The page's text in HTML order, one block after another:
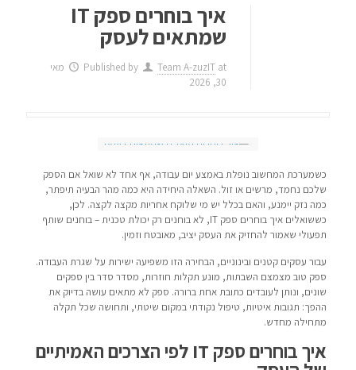
איך בוחרים ספק IT
שמתאים לעסק
Published by Team A-zuzIT at
מאי
30, 2026
כשמערכת המחשוב נופלת באמצע יום עבודה, אף אחד לא שואל אם הספק
שלכם נחמד, מרשים או זול. השאלה היחידה היא כמה מהר הבעיה תיפתר,
כמה נזק יימנע, והאם בכלל יש מי שלוקח אחריות מקצה לקצה. לכן,
כששואלים איך בוחרים ספק IT, לא בוחנים רק יכולת טכנית – בוחנים שותף
תפעולי שאמור להחזיק את העסק יציב, מאובטח וזמין.
עבור עסקים קטנים ובינוניים, הבחירה הזו משפיעה ישירות על שגרת העבודה.
ספק טוב מצמצם השבתות, מונע תקלות חוזרות, מסדר סדר בין ספקים
שונים, ונותן לעובדים כתובת אחת ברורה. ספק לא מתאים עושה בדיוק את
ההפך: תגובות איטיות, טיפול נקודתי במקום שיטתי, ותחושה שכל תקלה
מתחילה מחדש.
איך בוחרים ספק IT לפי הצרכים האמיתיים